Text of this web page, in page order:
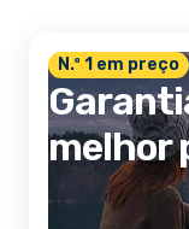
N.º 1 em preço
melhor